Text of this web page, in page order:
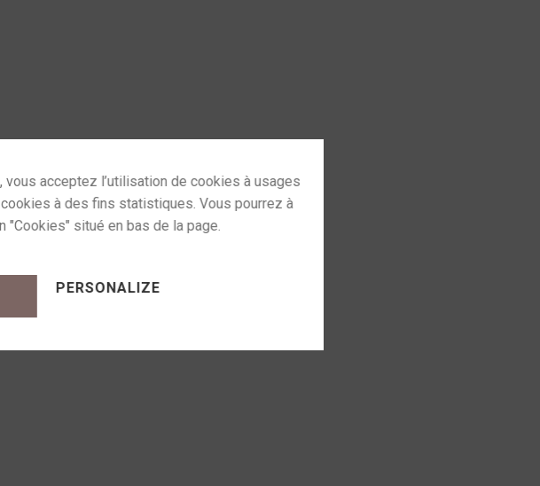
PERSONALIZE